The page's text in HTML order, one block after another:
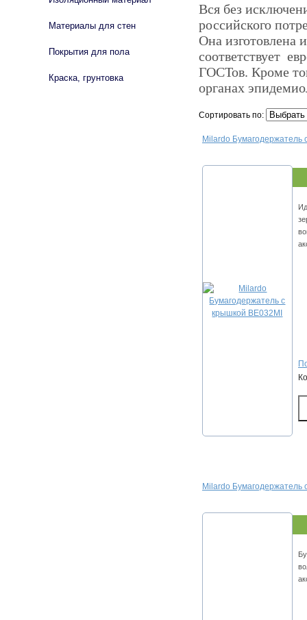
Вся без
российского
Она изготовлена
соответствует
ГОСТов. Кроме
органах
Сортировать по:
Milardo Бумагодержатель
Milardo Бумагодержатель
Материалы для стен
Покрытия для пола
Краска, грунтовка